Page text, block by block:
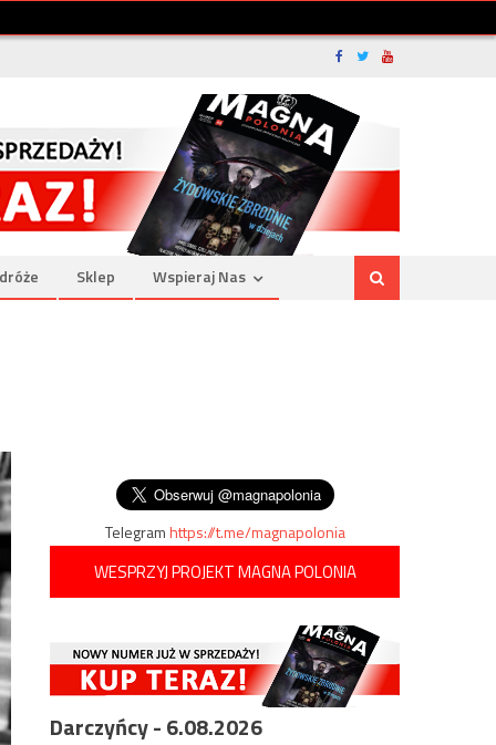
Sklep Wspieraj Nas
Telegramhttps://t.me/magnapolonia
WESPRZYJ PROJEKT MAGNA POLONIA
Darczyńcy - 6.08.2026